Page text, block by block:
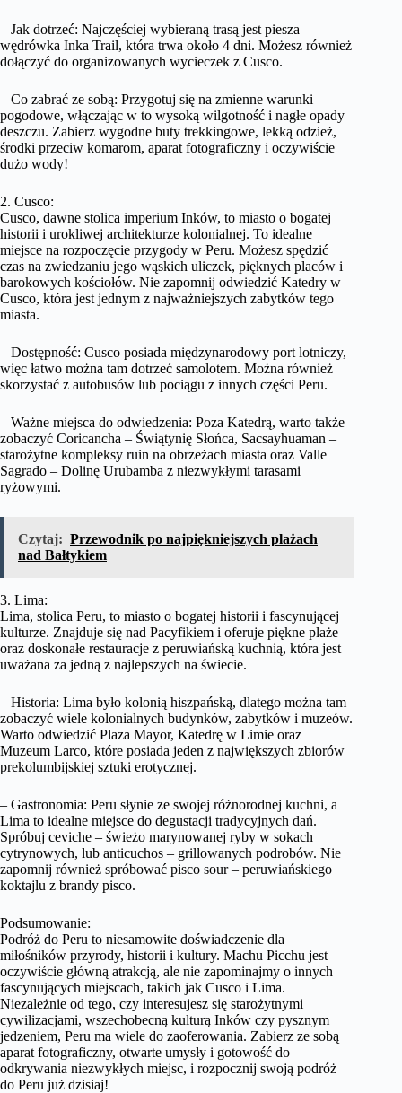
– Jak dotrzeć: Najczęściej wybieraną trasą jest piesza
wędrówka Inka Trail, która trwa około 4 dni. Możesz również
dołączyć do organizowanych wycieczek z Cusco.
– Co zabrać ze sobą: Przygotuj się na zmienne warunki
pogodowe, włączając w to wysoką wilgotność i nagłe opady
deszczu. Zabierz wygodne buty trekkingowe, lekką odzież,
środki przeciw komarom, aparat fotograficzny i oczywiście
dużo wody!
2. Cusco:
Cusco, dawne stolica imperium Inków, to miasto o bogatej
historii i urokliwej architekturze kolonialnej. To idealne
miejsce na rozpoczęcie przygody w Peru. Możesz spędzić
czas na zwiedzaniu jego wąskich uliczek, pięknych placów i
barokowych kościołów. Nie zapomnij odwiedzić Katedry w
Cusco, która jest jednym z najważniejszych zabytków tego
miasta.
– Dostępność: Cusco posiada międzynarodowy port lotniczy,
więc łatwo można tam dotrzeć samolotem. Można również
skorzystać z autobusów lub pociągu z innych części Peru.
– Ważne miejsca do odwiedzenia: Poza Katedrą, warto także
zobaczyć Coricancha – Świątynię Słońca, Sacsayhuaman –
starożytne kompleksy ruin na obrzeżach miasta oraz Valle
Sagrado – Dolinę Urubamba z niezwykłymi tarasami
ryżowymi.
Czytaj: Przewodnik po najpiękniejszych plażach
nad Bałtykiem
3. Lima:
Lima, stolica Peru, to miasto o bogatej historii i fascynującej
kulturze. Znajduje się nad Pacyfikiem i oferuje piękne plaże
oraz doskonałe restauracje z peruwiańską kuchnią, która jest
uważana za jedną z najlepszych na świecie.
– Historia: Lima było kolonią hiszpańską, dlatego można tam
zobaczyć wiele kolonialnych budynków, zabytków i muzeów.
Warto odwiedzić Plaza Mayor, Katedrę w Limie oraz
Muzeum Larco, które posiada jeden z największych zbiorów
prekolumbijskiej sztuki erotycznej.
– Gastronomia: Peru słynie ze swojej różnorodnej kuchni, a
Lima to idealne miejsce do degustacji tradycyjnych dań.
Spróbuj ceviche – świeżo marynowanej ryby w sokach
cytrynowych, lub anticuchos – grillowanych podrobów. Nie
zapomnij również spróbować pisco sour – peruwiańskiego
koktajlu z brandy pisco.
Podsumowanie:
Podróż do Peru to niesamowite doświadczenie dla
miłośników przyrody, historii i kultury. Machu Picchu jest
oczywiście główną atrakcją, ale nie zapominajmy o innych
fascynujących miejscach, takich jak Cusco i Lima.
Niezależnie od tego, czy interesujesz się starożytnymi
cywilizacjami, wszechobecną kulturą Inków czy pysznym
jedzeniem, Peru ma wiele do zaoferowania. Zabierz ze sobą
aparat fotograficzny, otwarte umysły i gotowość do
odkrywania niezwykłych miejsc, i rozpocznij swoją podróż
do Peru już dzisiaj!